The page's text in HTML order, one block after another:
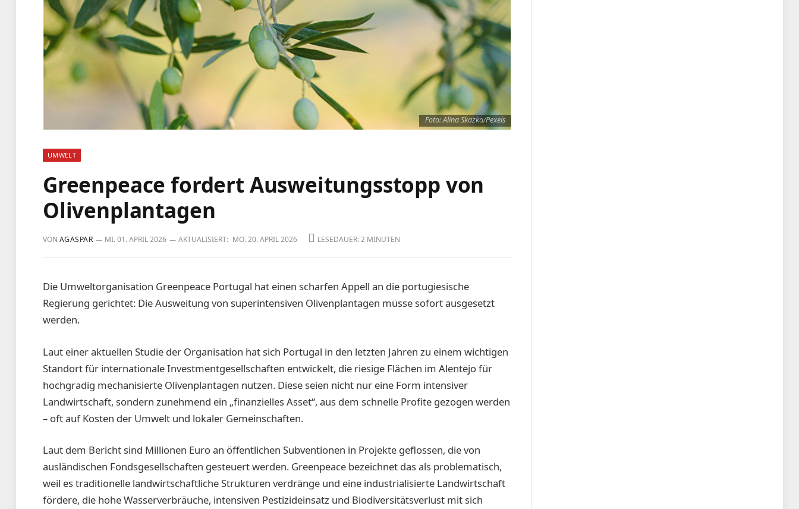
UMWELT
Greenpeace fordert Ausweitungsstopp von
Olivenplantagen
VON AGASPAR MI. 01. APRIL 2026 AKTUALISIERT: MO. 20. APRIL 2026 LESEDAUER: 2 MINUTEN
Foto: Alina Skazka/Pexels
Die Umweltorganisation Greenpeace Por­tugal hat einen scharfen Appell an die por­tugiesische
Regierung gerichtet: Die Ausweitung von superintensiven Olivenplantagen müsse sofort ausgesetzt
werden.
Laut einer aktuellen Studie der Organi­sa­tion hat sich Portugal in den letzten Jahren zu einem wichtigen
Standort für internationale Investmentgesellschaften entwickelt, die riesige Flächen im Alentejo für
hochgradig mechanisierte Olivenplantagen nutzen. Diese seien nicht nur eine Form intensiver
Landwirtschaft, sondern zunehmend ein „finanzielles Asset“, aus dem schnelle Profite gezogen werden
– oft auf Kosten der Umwelt und lokaler Gemeinschaften.
Laut dem Bericht sind Millionen Euro an öffentlichen Subventionen in ­Projekte ­geflossen, die von
ausländischen Fondsgesellschaften gesteuert werden. Greenpeace bezeichnet das als problematisch,
weil es traditionelle landwirtschaftliche Strukturen verdränge und eine industrialisierte Landwirtschaft
fördere, die hohe Wasserverbräuche, intensiven Pestizid­einsatz und Biodiversitätsverlust mit sich